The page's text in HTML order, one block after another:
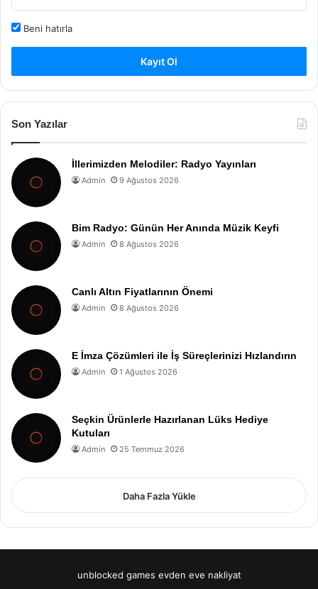
Beni hatırla
Kayıt Ol
Son Yazılar
İllerimizden Melodiler: Radyo Yayınları
Admin 9 Ağustos 2026
Bim Radyo: Günün Her Anında Müzik Keyfi
Admin 8 Ağustos 2026
Canlı Altın Fiyatlarının Önemi
Admin 8 Ağustos 2026
E İmza Çözümleri ile İş Süreçlerinizi Hızlandırın
Admin 1 Ağustos 2026
Seçkin Ürünlerle Hazırlanan Lüks Hediye
Kutuları
Admin 25 Temmuz 2026
Daha Fazla Yükle
unblocked games evden eve nakliyat